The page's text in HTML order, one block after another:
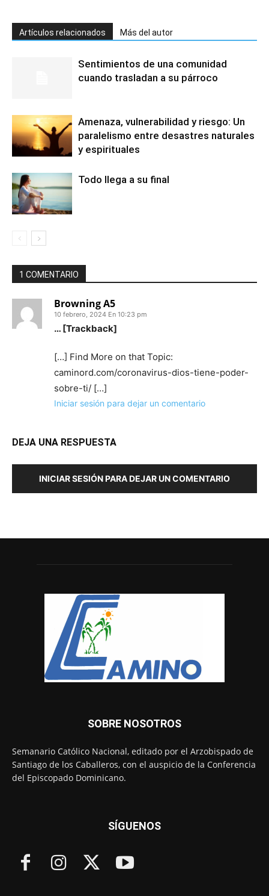
Artículos relacionados Más del autor
Sentimientos de una comunidad
cuando trasladan a su párroco
Amenaza, vulnerabilidad y riesgo: Un
paralelismo entre desastres naturales
y espirituales
Todo llega a su final
1 COMENTARIO
Browning A5
10 febrero, 2024 En 10:23 pm
… [Trackback]
[…] Find More on that Topic:
caminord.com/coronavirus-dios-tiene-poder-
sobre-ti/ […]
Iniciar sesión para dejar un comentario
DEJA UNA RESPUESTA
INICIAR SESIÓN PARA DEJAR UN COMENTARIO
SOBRE NOSOTROS
Semanario Católico Nacional, editado por el Arzobispado de
Santiago de los Caballeros, con el auspicio de la Conferencia
del Episcopado Dominicano.
SÍGUENOS